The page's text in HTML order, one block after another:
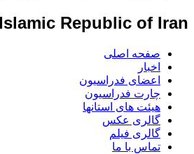
Republic of Iran
صفحه اصلی
اخبار
اعضای فدراسیون
چارت فدراسیون
هیئت های استانها
گالری عکس
گالری فیلم
تماس با ما